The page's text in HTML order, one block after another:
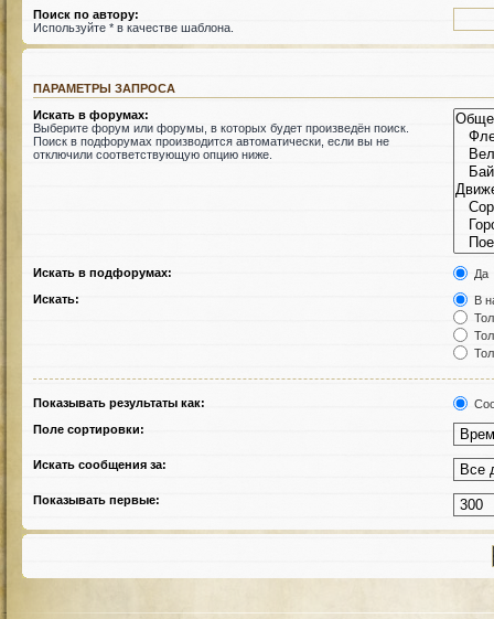
Поиск по автору:
Используйте * в качестве шаблона.
ПАРАМЕТРЫ ЗАПРОСА
Искать в форумах:
Выберите форум или форумы, в которых будет произведён поиск.
Поиск в подфорумах производится автоматически, если вы не
отключили соответствующую опцию ниже.
Искать в подфорумах:
Да
Искать:
В
Показывать результаты как:
Поле сортировки:
Искать сообщения за:
Показывать первые: